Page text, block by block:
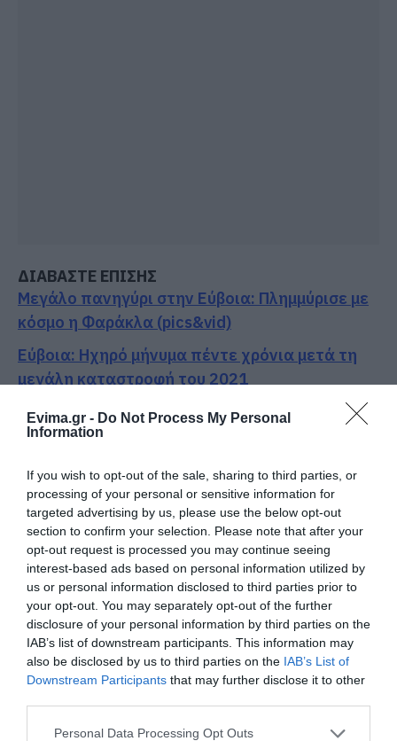
Evima.gr - Do Not Process My Personal
Information
If you wish to opt-out of the sale, sharing to third parties, or
processing of your personal or sensitive information for
targeted advertising by us, please use the below opt-out
section to confirm your selection. Please note that after your
opt-out request is processed you may continue seeing
interest-based ads based on personal information utilized by
us or personal information disclosed to third parties prior to
your opt-out. You may separately opt-out of the further
disclosure of your personal information by third parties on the
IAB’s list of downstream participants. This information may
also be disclosed by us to third parties on the IAB’s List of
Downstream Participants that may further disclose it to other
Please note that this website/app uses one or more Google
Personal Data Processing Opt Outs
ΔΙΑΒΑΣΤΕ ΕΠΙΣΗΣ
Μεγάλο πανηγύρι στην Εύβοια: Πλημμύρισε με
κόσμο η Φαράκλα (pics&vid)
Εύβοια: Ηχηρό μήνυμα πέντε χρόνια μετά τη
μεγάλη καταστροφή του 2021
Εύβοια: Γυναίκα έπεσε θύμα διαδικτυακής
απάτης – Πλήρωσε για τρακτέρ που δεν
Τραγωδία στην Εύβοια: Άνδρας ανασύρθηκε
χωρίς τις αισθήσεις του από τη θάλασσα
Ακολουθήστε το evima.gr στο Google News
Διαβάστε όλες τιςειδήσεις για την Εύβοια
Διαβάστε όλες τιςτελευταίες ειδήσειςγια την
Ελλάδακαι τονΚόσμοστοevima.gr